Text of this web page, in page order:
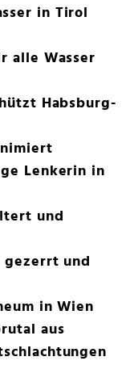
in Tirol
alle Wasser
Habsburg-
Lenkerin in
und
gezerrt und
in Wien
aus